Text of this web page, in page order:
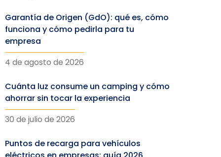
Garantía de Origen (GdO): qué es, cómo
funciona y cómo pedirla para tu
empresa
4 de agosto de 2026
Cuánta luz consume un camping y cómo
ahorrar sin tocar la experiencia
30 de julio de 2026
Puntos de recarga para vehículos